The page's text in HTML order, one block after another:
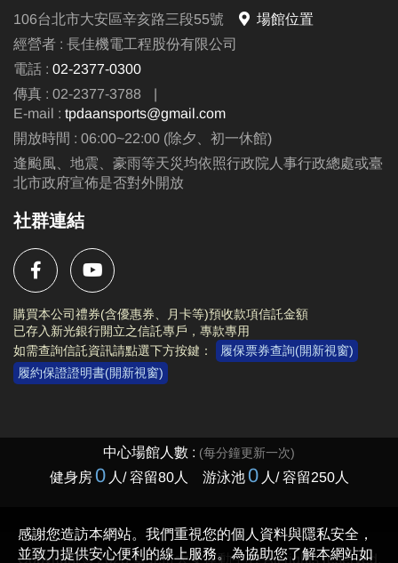
106台北市大安區辛亥路三段55號
場館位置
經營者 : 長佳機電工程股份有限公司
電話 : 02-2377-0300
傳真 : 02-2377-3788
|
E-mail : tpdaansports@gmail.com
開放時間 : 06:00~22:00 (除夕、初一休館)
逢颱風、地震、豪雨等天災均依照行政院人事行政總處或臺
北市政府宣佈是否對外開放
社群連結
購買本公司禮券(含優惠券、月卡等)預收款項信託金額
已存入新光銀行開立之信託專戶，專款專用
如需查詢信託資訊請點選下方按鍵：
履保票券查詢(開新視窗)
履約保證證明書(開新視窗)
Copyright © 2023 臺北市大安運動中心 All rights reserved.